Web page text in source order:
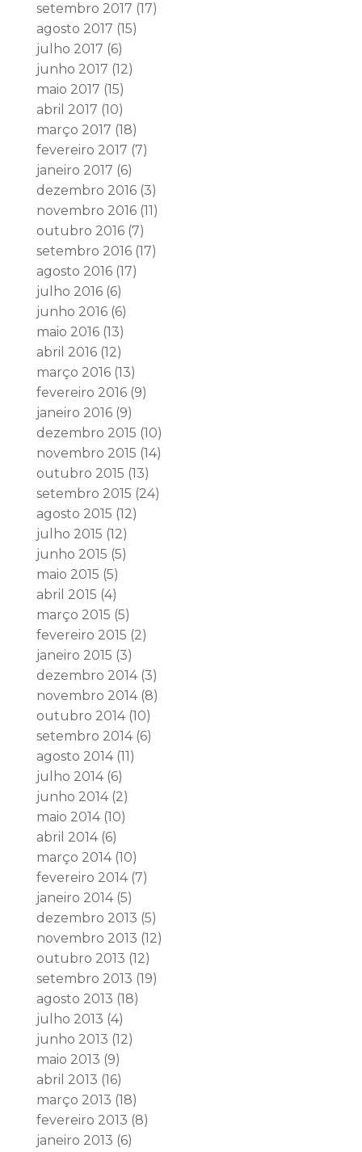
setembro 2017 (17)
agosto 2017 (15)
julho 2017 (6)
junho 2017 (12)
maio 2017 (15)
abril 2017 (10)
março 2017 (18)
fevereiro 2017 (7)
janeiro 2017 (6)
dezembro 2016(3)
novembro 2016(11)
outubro 2016(7)
setembro 2016(17)
agosto 2016(17)
julho 2016(6)
junho 2016(6)
maio 2016(13)
abril 2016(12)
março 2016(13)
fevereiro 2016(9)
janeiro 2016(9)
dezembro 2015 (10)
novembro 2015 (14)
outubro 2015 (13)
setembro 2015 (24)
agosto 2015 (12)
julho 2015 (12)
junho 2015 (5)
maio 2015 (5)
abril 2015 (4)
março 2015 (5)
fevereiro 2015 (2)
janeiro 2015 (3)
dezembro 2014(3)
novembro 2014(8)
outubro 2014(10)
setembro 2014(6)
agosto 2014(11)
julho 2014(6)
junho 2014(2)
maio 2014(10)
abril 2014(6)
março 2014(10)
fevereiro 2014(7)
janeiro 2014(5)
dezembro 2013 (5)
novembro 2013 (12)
outubro 2013 (12)
setembro 2013 (19)
agosto 2013 (18)
julho 2013 (4)
junho 2013 (12)
maio 2013 (9)
abril 2013 (16)
março 2013 (18)
fevereiro 2013 (8)
janeiro 2013 (6)